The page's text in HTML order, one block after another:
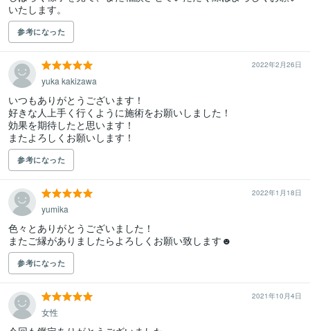
参考になった
2022年2月26日
yuka kakizawa
いつもありがとうございます！
好きな人上手く行くように施術をお願いしました！
効果を期待したと思います！
またよろしくお願いします！
参考になった
2022年1月18日
yumika
色々とありがとうございました！
またご縁がありましたらよろしくお願い致します☻
参考になった
2021年10月4日
女性